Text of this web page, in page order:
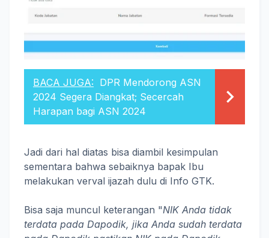
BACA JUGA: DPR Mendorong ASN
2024 Segera Diangkat; Secercah
Harapan bagi ASN 2024
Jadi dari hal diatas bisa diambil kesimpulan
sementara bahwa sebaiknya bapak Ibu
melakukan verval ijazah dulu di Info GTK.
Bisa saja muncul keterangan "NIK Anda tidak
terdata pada Dapodik, jika Anda sudah terdata